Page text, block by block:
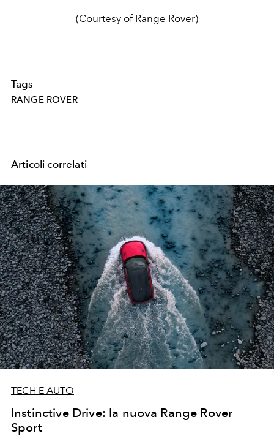
(Courtesy of Range Rover)
Tags
RANGE ROVER
Articoli correlati
TECH E AUTO
Instinctive Drive: la nuova Range Rover
Sport